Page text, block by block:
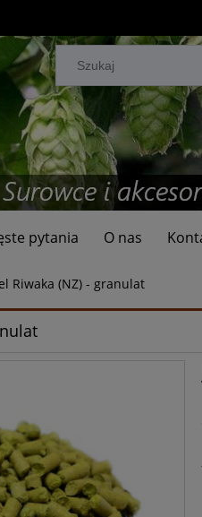
pytania O nas
Riwaka (NZ) - granulat